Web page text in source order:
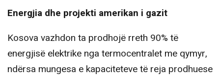
Energjia dhe projekti amerikan i gazit
Kosova vazhdon ta prodhojë rreth 90% të
energjisë elektrike nga termocentralet me qymyr,
ndërsa mungesa e kapaciteteve të reja prodhuese